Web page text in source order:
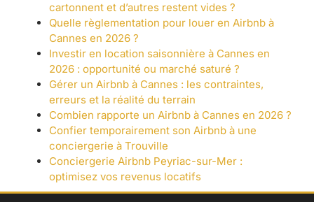
cartonnent et d’autres restent vides ?
Quelle règlementation pour louer en Airbnb à
Cannes en 2026 ?
Investir en location saisonnière à Cannes en
2026 : opportunité ou marché saturé ?
Gérer un Airbnb à Cannes : les contraintes,
erreurs et la réalité du terrain
Combien rapporte un Airbnb à Cannes en 2026 ?
Confier temporairement son Airbnb à une
conciergerie à Trouville
Conciergerie Airbnb Peyriac-sur-Mer :
optimisez vos revenus locatifs